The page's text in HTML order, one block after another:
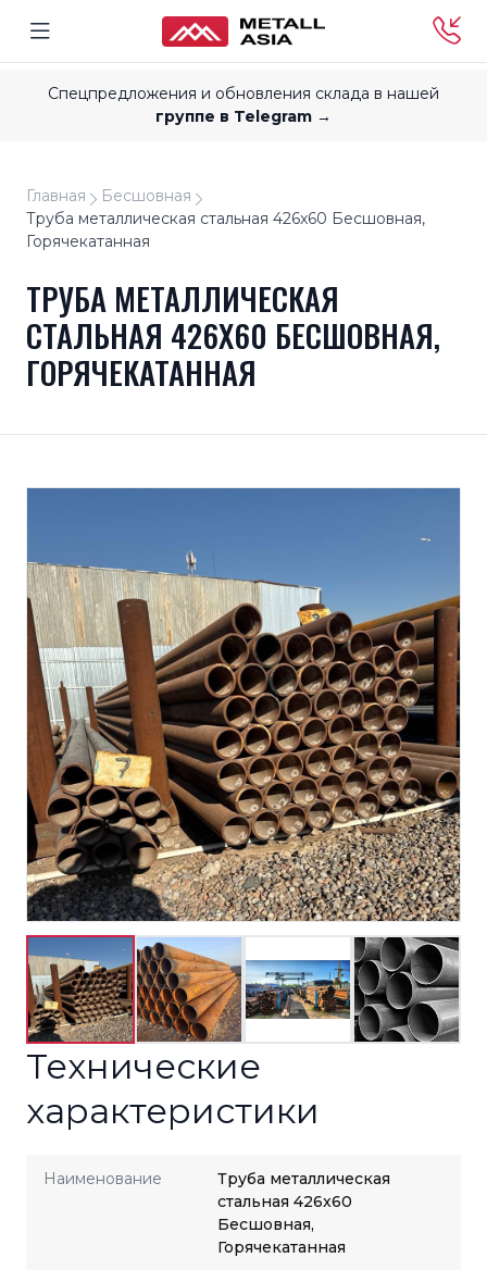
Спецпредложения и обновления склада в нашей
группе в Telegram →
Главная
Бесшовная
Труба металлическая стальная 426x60 Бесшовная,
Горячекатанная
ТРУБА МЕТАЛЛИЧЕСКАЯ
СТАЛЬНАЯ 426X60 БЕСШОВНАЯ,
ГОРЯЧЕКАТАННАЯ
Технические
характеристики
Наименование
Труба металлическая
стальная 426x60
Бесшовная,
Горячекатанная